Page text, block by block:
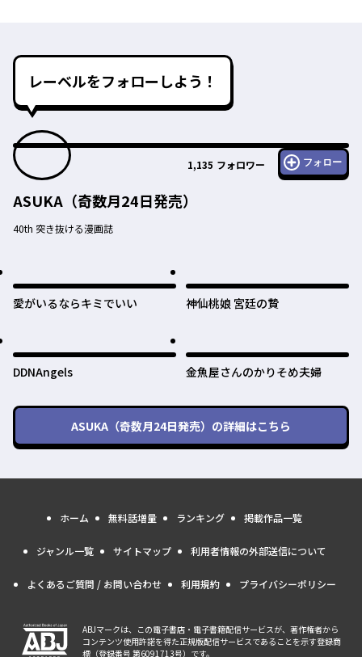
レーベルをフォローしよう！
1,135 フォロワー フォロー
ASUKA（奇数月24日発売）
40th 突き抜ける漫画誌
愛がいるならキミでいい 神仙桃娘 宮廷の贄
DDNAngels 金魚屋さんのかりそめ夫婦
ASUKA（奇数月24日発売） の詳細はこちら
ホーム 無料話増量 ランキング 掲載作品一覧
ジャンル一覧 サイトマップ 利用者情報の外部送信について
よくあるご質問 / お問い合わせ 利用規約 プライバシーポリシー
ABJマークは、この電子書店・電子書籍配信サービスが、著作権者から
コンテンツ使用許諾を得た正規版配信サービスであることを示す登録商
標（登録番号 第6091713号）です。